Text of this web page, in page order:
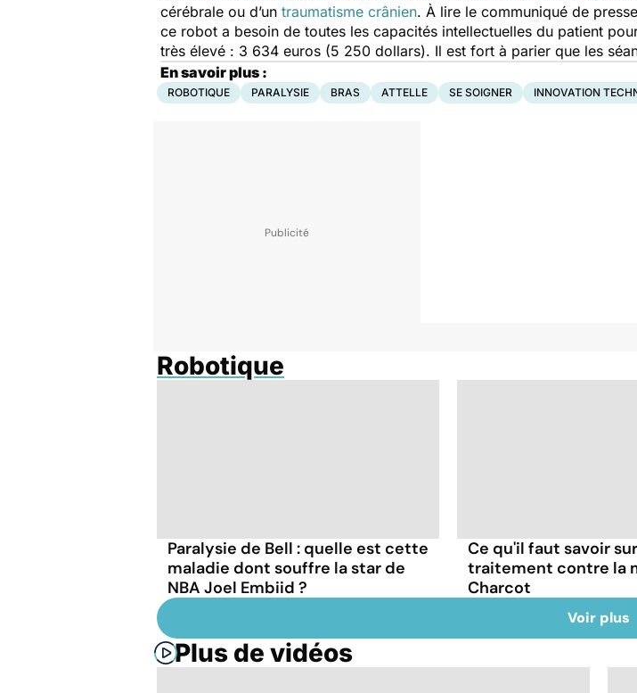
cérébrale ou d’un traumatisme crânien. À lire le communiqué de
ce robot a besoin de toutes les capacités intellectuelles du patient
très élevé : 3 634 euros (5 250 dollars). Il est fort à parier que les
En savoir plus :
ROBOTIQUE PARALYSIE BRAS ATTELLE SE SOIGNER INNOVATION
Robotique
Paralysie de Bell : quelle est cette
maladie dont souffre la star de
NBA Joel Embiid ?
Ce qu'il faut savoir
traitement contre la
Charcot
Voir plus
Plus de vidéos